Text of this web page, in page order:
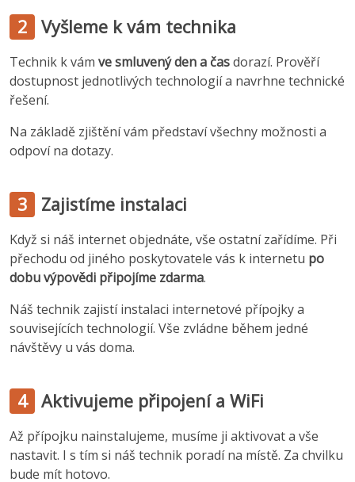
2 Vyšleme k vám technika
Technik k vám ve smluvený den a časdorazí. Prověří
dostupnost jednotlivých technologií a navrhne technické
řešení.
Na základě zjištění vám představí všechny možnosti a
odpoví na dotazy.
3 Zajistíme instalaci
Když si náš internet objednáte, vše ostatní zařídíme. Při
přechodu od jiného poskytovatele vás k internetu po
dobu výpovědi připojíme zdarma.
Náš technik zajistí instalaci internetové přípojky a
souvisejících technologií. Vše zvládne během jedné
návštěvy u vás doma.
4 Aktivujeme připojení a WiFi
Až přípojku nainstalujeme, musíme ji aktivovat a vše
nastavit. I s tím si náš technik poradí na místě. Za chvilku
bude mít hotovo.